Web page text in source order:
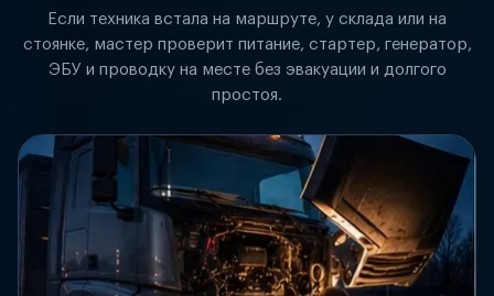
Если техника встала на маршруте, у склада или на
стоянке, мастер проверит питание, стартер, генератор,
ЭБУ и проводку на месте без эвакуации и долгого
простоя.